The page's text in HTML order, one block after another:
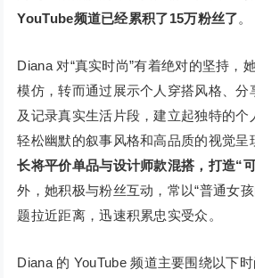
YouTube频道已经累积了15万粉丝了。
Diana 对“真实时尚”有着绝对的坚持，
模仿，转而通过展示个人穿搭风格、分
及记录真实生活片段，建立起独特的个
轻松幽默的叙事风格和高品质的视觉呈
长将平价单品与设计师款混搭，打造“
外，她积极与粉丝互动，常以“普通女
题拉近距离，迅速积累忠实受众。
Diana 的 YouTube 频道主要围绕以下